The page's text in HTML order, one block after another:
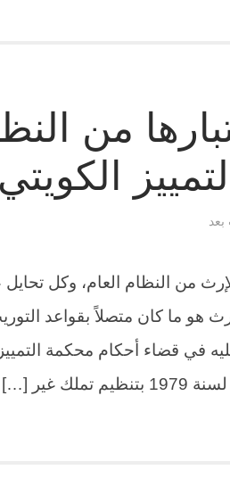
من
الكويتي
بعد
من النظام العام، وكل تحايل
هو ما كان متصلاً بقواعد
في قضاء أحكام محكمة التمييز